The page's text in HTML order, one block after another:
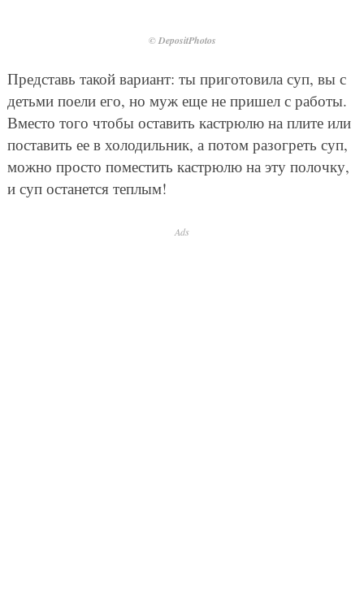
© DepositPhotos
Представь такой вариант: ты приготовила суп, вы с
детьми поели его, но муж еще не пришел с работы.
Вместо того чтобы оставить кастрюлю на плите или
поставить ее в холодильник, а потом разогреть суп,
можно просто поместить кастрюлю на эту полочку,
и суп останется теплым!
Ads